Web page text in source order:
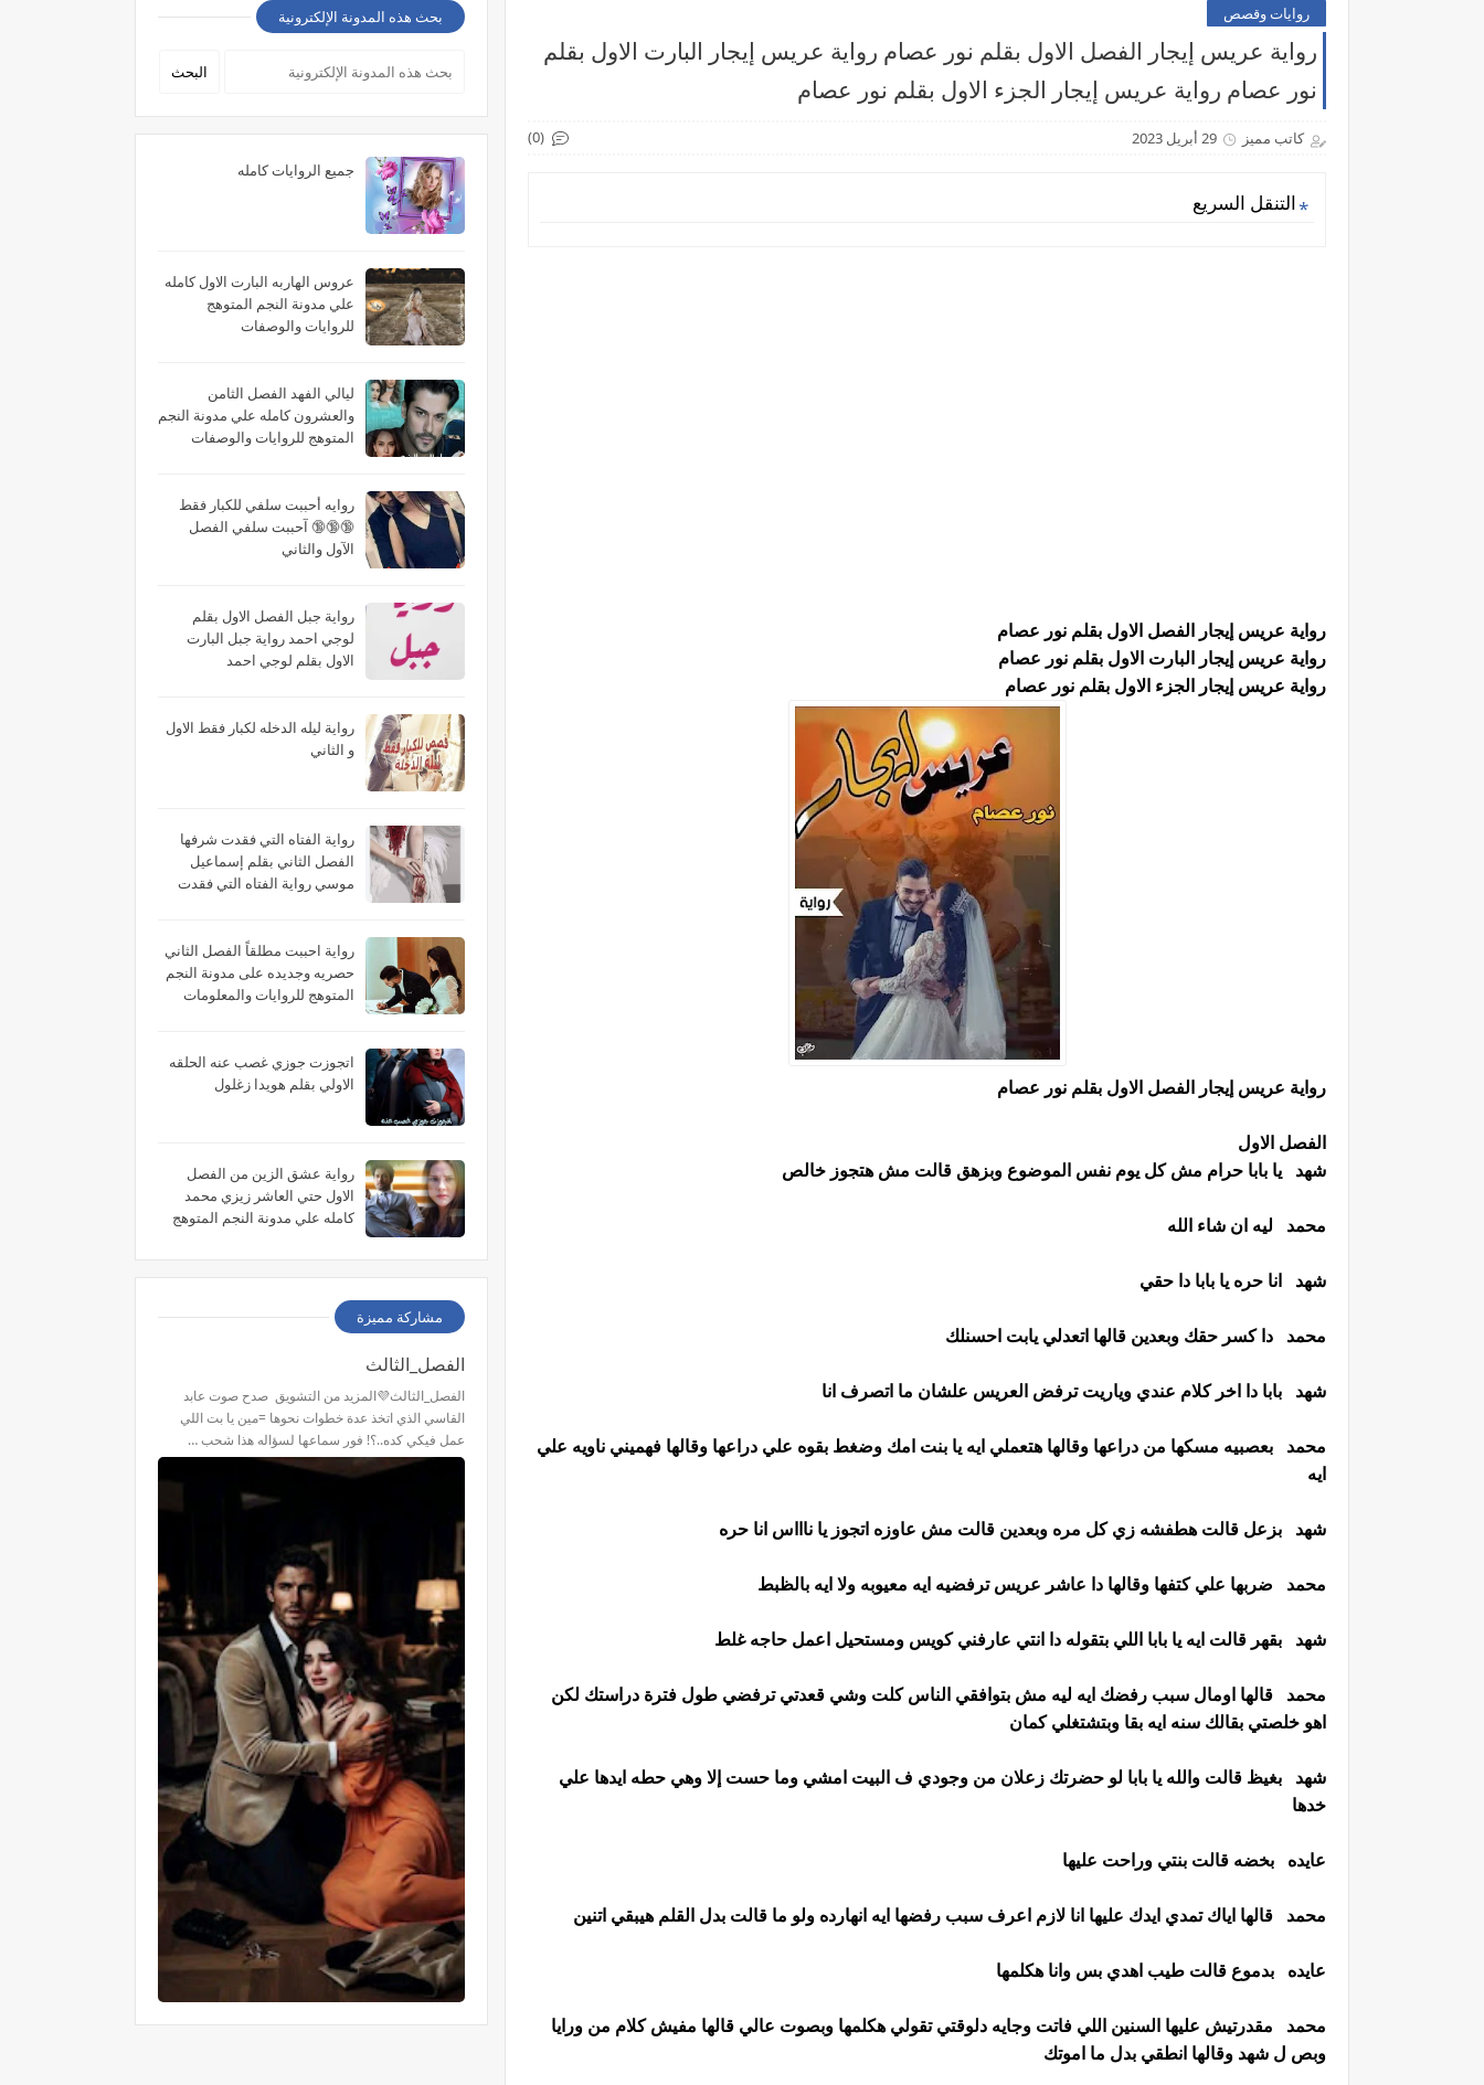
روايات وقصص
رواية عريس إيجار الفصل الاول بقلم نور عصام رواية عريس إيجار البارت الاول بقلم
نور عصام رواية عريس إيجار الجزء الاول بقلم نور عصام
كاتب مميز 29 أبريل 2023 (0)
التنقل السريع
رواية عريس إيجار الفصل الاول بقلم نور عصام
رواية عريس إيجار البارت الاول بقلم نور عصام
رواية عريس إيجار الجزء الاول بقلم نور عصام
رواية عريس إيجار الفصل الاول بقلم نور عصام
الفصل الاول
شهد يا بابا حرام مش كل يوم نفس الموضوع وبزهق قالت مش هتجوز خالص
محمد ليه ان شاء الله
شهد انا حره يا بابا دا حقي
محمد دا كسر حقك وبعدين قالها اتعدلي يابت احسنلك
شهد بابا دا اخر كلام عندي وياريت ترفض العريس علشان ما اتصرف انا
محمد بعصبيه مسكها من دراعها وقالها هتعملي ايه يا بنت امك وضغط بقوه علي دراعها وقالها فهميني ناويه علي
ايه
شهد بزعل قالت هطفشه زي كل مره وبعدين قالت مش عاوزه اتجوز يا ناااس انا حره
محمد ضربها علي كتفها وقالها دا عاشر عريس ترفضيه ايه معيوبه ولا ايه بالظبط
شهد بقهر قالت ايه يا بابا اللي بتقوله دا انتي عارفني كويس ومستحيل اعمل حاجه غلط
محمد قالها اومال سبب رفضك ايه ليه مش بتوافقي الناس كلت وشي قعدتي ترفضي طول فترة دراستك لكن
اهو خلصتي بقالك سنه ايه بقا وبتشتغلي كمان
شهد بغيظ قالت والله يا بابا لو حضرتك زعلان من وجودي ف البيت امشي وما حست إلا وهي حطه ايدها علي
خدها
عايده بخضه قالت بنتي وراحت عليها
محمد قالها اياك تمدي ايدك عليها انا لازم اعرف سبب رفضها ايه انهارده ولو ما قالت بدل القلم هيبقي اتنين
عايده بدموع قالت طيب اهدي بس وانا هكلمها
محمد مقدرتيش عليها السنين اللي فاتت وجايه دلوقتي تقولي هكلمها وبصوت عالي قالها مفيش كلام من ورايا
وبص ل شهد وقالها انطقي بدل ما اموتك
بحث هذه المدونة الإلكترونية
جميع الروايات كامله
عروس الهاربه البارت الاول كامله
علي مدونة النجم المتوهج
للروايات والوصفات
ليالي الفهد الفصل الثامن
والعشرون كامله علي مدونة النجم
المتوهج للروايات والوصفات
روايه أحببت سلفي للكبار فقط
🔞🔞🔞 آحببت سلفي الفصل
الآول والثاني
رواية جبل الفصل الاول بقلم
لوجي احمد رواية جبل البارت
الاول بقلم لوجي احمد
رواية ليله الدخله لكبار فقط الاول
و الثاني
رواية الفتاه التي فقدت شرفها
الفصل الثاني بقلم إسماعيل
موسي رواية الفتاه التي فقدت
فقدت شرفها الجزء الثاني بقلم
إسماعيل موسي
رواية احببت مطلقاً الفصل الثاني
حصريه وجديده على مدونة النجم
المتوهج للروايات والمعلومات
اتجوزت جوزي غصب عنه الحلقه
الاولي بقلم هويدا زغلول
رواية عشق الزين من الفصل
الاول حتي العاشر زيزي محمد
كامله علي مدونة النجم المتوهج
مشاركة مميزة
الفصل_الثالث
الفصل_الثالث💜المزيد من التشويق صدح صوت عابد
القاسي الذي اتخذ عدة خطوات نحوها =مين يا بت اللي
عمل فيكي كده..؟! فور سماعها لسؤاله هذا شحب …